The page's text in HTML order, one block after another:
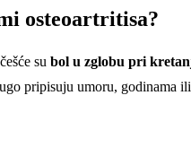
osteoartritisa?
su bol u zglobu pri
pripisuju umoru, godinama